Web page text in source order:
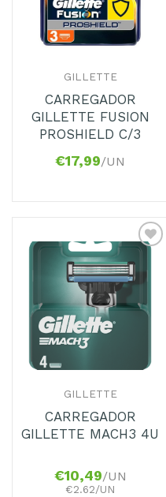
GILLETTE
CARREGADOR
GILLETTE FUSION
PROSHIELD C/3
€17,99/UN
Adicionar
aos
Favoritos
GILLETTE
CARREGADOR
GILLETTE MACH3 4U
€10,49/UN
€2.62/UN